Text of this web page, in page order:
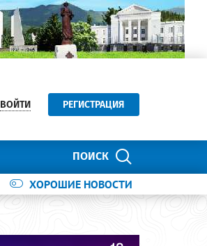
ВОЙТИ РЕГИСТРАЦИЯ
ПОИСК
ХОРОШИЕ НОВОСТИ